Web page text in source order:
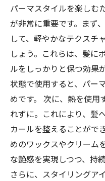
パーマスタイルを楽しむ
が非常に重要です。まず
して、軽やかなテクスチ
しょう。これらは、髪に
ルをしっかりと保つ効果
状態で使用すると、パー
めです。 次に、熱を使用
れずに。これにより、髪
カールを整えることがで
めのワックスやクリーム
な艶感を実現しつつ、持
さらに、スタイリングア